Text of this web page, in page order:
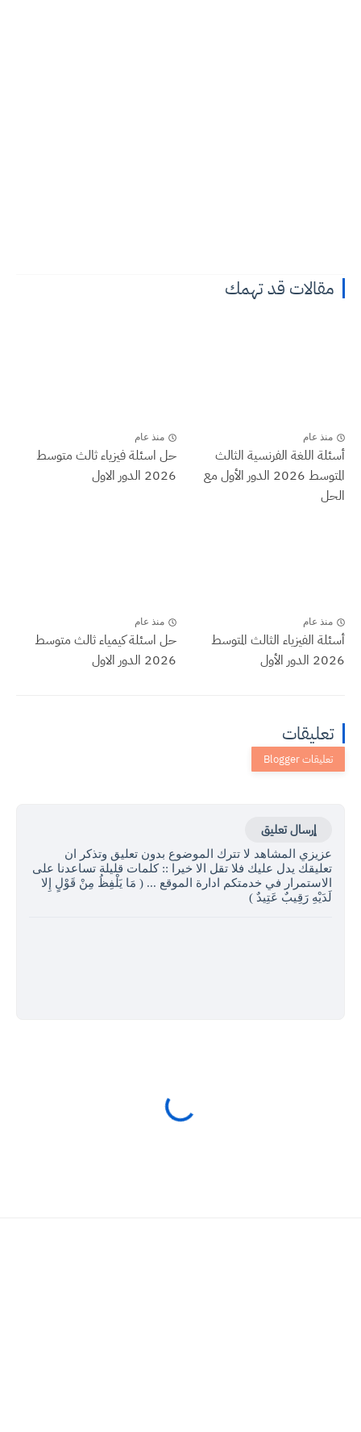
مقالات قد تهمك
منذ عام
أسئلة اللغة الفرنسية الثالث
المتوسط 2026 الدور الأول مع
الحل
منذ عام
حل اسئلة فيزياء ثالث متوسط
2026 الدور الاول
منذ عام
أسئلة الفيزياء الثالث المتوسط
2026 الدور الأول
منذ عام
حل اسئلة كيمياء ثالث متوسط
2026 الدور الاول
تعليقات
إرسال تعليق
عزيزي المشاهد لا تترك الموضوع بدون تعليق وتذكر ان
تعليقك يدل عليك فلا تقل الا خيرا :: كلمات قليلة تساعدنا على
الاستمرار في خدمتكم ادارة الموقع ... ( مَا يَلْفِظُ مِنْ قَوْلٍ إِلا
لَدَيْهِ رَقِيبٌ عَتِيدٌ )